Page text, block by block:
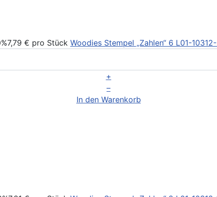
7,79 € pro Stück Woodies Stempel „Zahlen“ 6 L01-
+
–
In den Warenkorb